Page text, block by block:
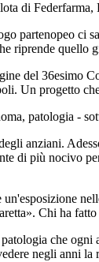
di
partenopeo ci
riprende quello
del 36esimo
Un progetto
patologia -
anziani.
di più nocivo
Chi ha
che
negli anni